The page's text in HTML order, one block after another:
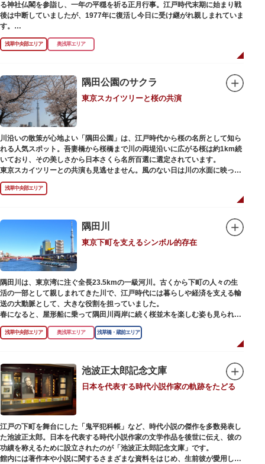
る神社仏閣を参詣し、一年の平穏を祈る正月行事。江戸時代末期に始まり戦
後は中断していましたが、1977年に復活し今日に受け継がれ親しまれていま
す。
浅草名所七福神の特徴は福禄寿、寿老人が2社ずつあり、巡る社寺が9ヶ所あ
るところ。九は数の究み、鳩と言う字にも使われていて、鳩は「集まる」と
絵馬をつけ、色紙・福絵に御朱印をいただきながら巡拝しましょう。
江戸文化発祥の地といわれる浅草には、観音様の境内を中心として広く各所
に名所・旧跡があります。七福神をめぐる途中、これらの名跡も訪ねながら
江戸文化の面影を偲んでみてはいかがでしょうか。
御利益にあやかりながらの散策は、福徳と心の安らぎを与えてくれることで
しょう。
浅草中央部エリア 奥浅草エリア
隅田公園のサクラ
東京スカイツリーと桜の共演
川沿いの散策が心地よい「隅田公園」は、江戸時代から桜の名所として知ら
れる人気スポット。吾妻橋から桜橋まで川の両堤沿いに広がる桜は約1km続
いており、その美しさから日本さくら名所百選に選定されています。
東京スカイツリーとの共演も見逃せません。風のない日は川の水面に映った
「逆さスカイツリー」と桜のコラボレーションも楽しめます。シーズン中は
夜桜がライトアップされ、日中とは異なる幻想的な雰囲気に包まれるのも魅
力のひとつ。屋形船や水上バスも運航しているので、いつもと違った目線の
浅草中央部エリア
隅田川
東京下町を支えるシンボル的存在
隅田川は、東京湾に注ぐ全長23.5kmの一級河川。古くから下町の人々の生
活の一部として親しまれてきた川で、江戸時代には暮らしや経済を支える輸
送の大動脈として、大きな役割を担っていました。
春になると、屋形船に乗って隅田川両岸に続く桜並木を楽しむ姿も見られ、
東京スカイツリーとのコラボレーションも、まさに絵になる光景です。ま
た、毎年7月の最終土曜日に開催される「隅田川花火大会」は、東京の夏の
川沿いには「隅田川テラス」と呼ばれる遊歩道も整備されています。心地よ
い風に吹かれながら、緑化が施された遊歩道で散歩やジョギングを楽しんだ
後は、オープンカフェでほっと一息つくのもおすすめです。
隅田川にかかる橋々も、それぞれ特徴的な形をしていて見応えは抜群。せっ
かくなら水上バスに乗船して、優雅に観察してみてはいかがでしょうか。
浅草中央部エリア 奥浅草エリア 浅草橋・蔵前エリア
池波正太郎記念文庫
日本を代表する時代小説作家の軌跡をたどる
江戸の下町を舞台にした「鬼平犯科帳」など、時代小説の傑作を多数発表し
た池波正太郎。日本を代表する時代小説作家の文学作品を後世に伝え、彼の
功績を称えるために設立されたのが「池波正太郎記念文庫」です。
館内には著作本や小説に関するさまざまな資料をはじめ、生前彼が愛用して